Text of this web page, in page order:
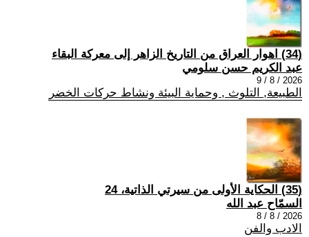
(34) اهوار العراق من التاريخ الزاهر إلى معركة البقاء
عبد الكريم حسن سلومي
2026 / 8 / 9
الطبيعة, التلوث , وحماية البيئة ونشاط حركات الخضر
(35) الحكاية الأولى من سيرتي الذاتية، 24
السمّاح عبد الله
2026 / 8 / 8
الادب والفن